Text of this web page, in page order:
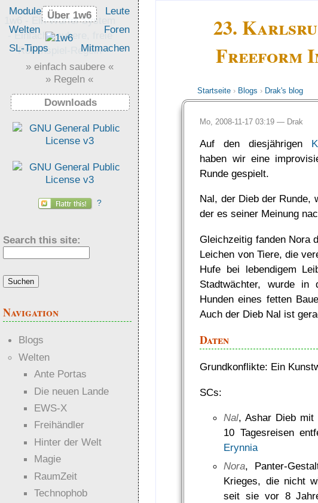
1w6 - Ein Würfel System
- Einfach saubere, freie
Rollenspiel-Regeln
23.
Freeform
Startseite › Blogs › Drak's blog
Mo, 2008-11-17 03:19 — Drak
Auf den diesjährigen
haben wir eine
Runde gespielt.
Nal, der Dieb der Runde,
der es seiner Meinung
Gleichzeitig fanden Nora
Leichen von Tiere, die
Hufe bei lebendigem
Stadtwächter, wurde
Hunden eines fetten
Auch der Dieb Nal ist
Daten
Grundkonflikte: Ein
SCs:
Nal, Ashar Dieb mit
10 Tagesreisen
Erynnia
Nora, Panter-
Krieges, die nicht
seit sie vor 8
Über 1w6
Module
Leute
Welten
Foren
SL-Tipps
Mitmachen
» einfach saubere «
» Regeln «
Über 1w6
Downloads
?
Search this site:
Navigation
Blogs
Welten
Ante Portas
Die neuen Lande
EWS-X
Freihändler
Hinter der Welt
Magie
RaumZeit
Technophob